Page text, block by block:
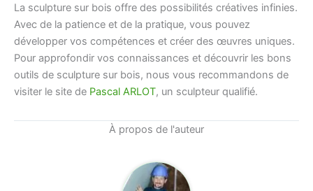
La sculpture sur bois offre des possibilités créatives infinies.
Avec de la patience et de la pratique, vous pouvez
développer vos compétences et créer des œuvres uniques.
Pour approfondir vos connaissances et découvrir les bons
outils de sculpture sur bois, nous vous recommandons de
visiter le site de Pascal ARLOT, un sculpteur qualifié.
À propos de l'auteur